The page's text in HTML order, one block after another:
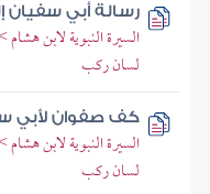
رسالة أبي
السيرة النبوية لابن
لسان ركب
كف صفوان لأبي
السيرة النبوية لابن
لسان ركب